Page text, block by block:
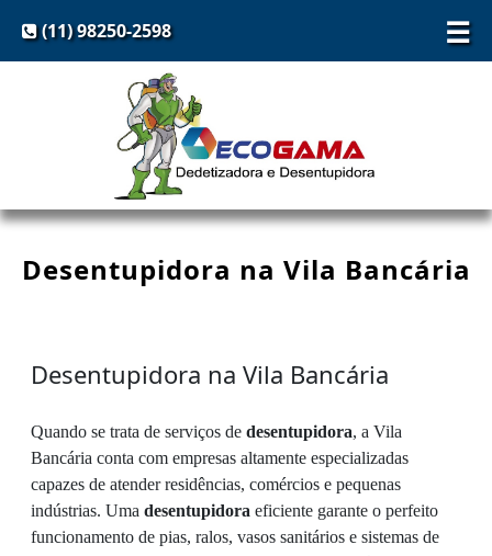
☰
(11) 98250-2598
Desentupidora na Vila Bancária
Desentupidora na Vila Bancária
Quando se trata de serviços de desentupidora, a Vila
Bancária conta com empresas altamente especializadas
capazes de atender residências, comércios e pequenas
indústrias. Uma desentupidora eficiente garante o perfeito
funcionamento de pias, ralos, vasos sanitários e sistemas de